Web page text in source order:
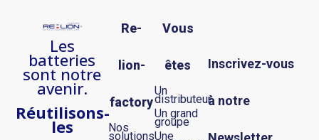
Les
batteries
sont notre
avenir.
Réutilisons-
les
Re-
lion-
factory
Nos
solutions
Vous
êtes
Un
distributeur
Un grand
groupe
Une
Inscrivez-vous
à notre